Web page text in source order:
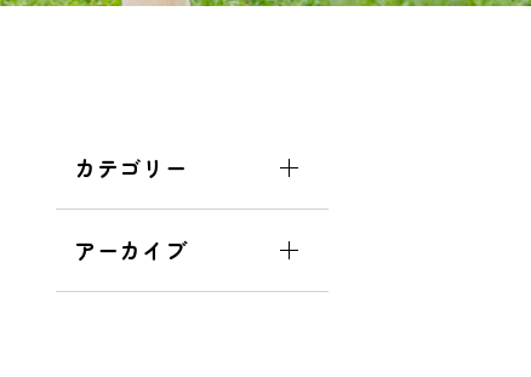
カテゴリー
アーカイブ